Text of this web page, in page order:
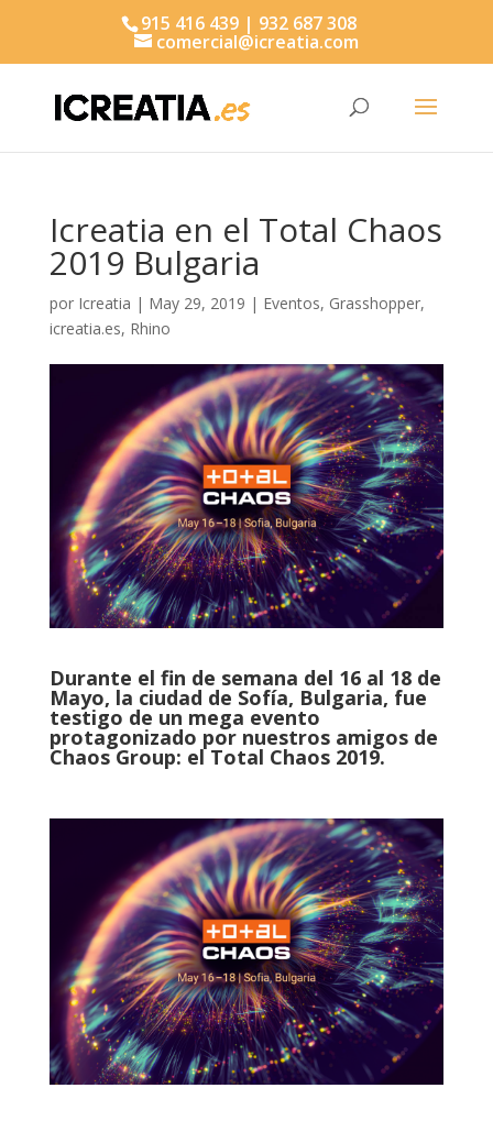
915 416 439 | 932 687 308
comercial@icreatia.com
Icreatia en el Total Chaos
2019 Bulgaria
por Icreatia | May 29, 2019 | Eventos, Grasshopper,
icreatia.es, Rhino
Durante el fin de semana del 16 al 18 de
Mayo, la ciudad de Sofía, Bulgaria, fue
testigo de un mega evento
protagonizado por nuestros amigos de
Chaos Group: el Total Chaos 2019.